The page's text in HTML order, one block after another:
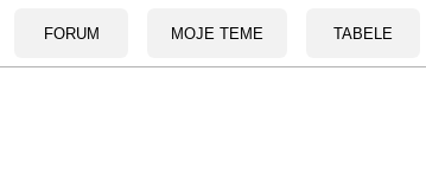
FORUM MOJE TEME TABELE